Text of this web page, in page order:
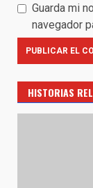
Guarda mi
navegador
HISTORIAS